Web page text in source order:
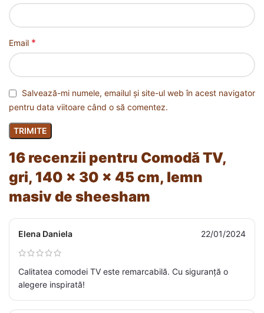
16 recenzii pentru Comodă TV,
gri, 140 x 30 x 45 cm, lemn
masiv de sheesham
Elena Daniela 22/01/2024
Calitatea comodei TV este remarcabilă. Cu siguranță o
alegere inspirată!
Email *
Salvează-mi numele, emailul și site-ul web în acest navigator
pentru data viitoare când o să comentez.